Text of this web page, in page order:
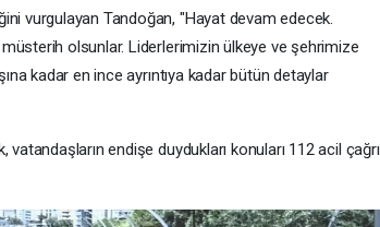
vurgulayan Tandoğan, "Hayat devam edecek.
olsunlar. Liderlerimizin ülkeye ve şehrimize
kadar en ince ayrıntıya kadar bütün detaylar
endişe duydukları konuları 112 acil çağrı